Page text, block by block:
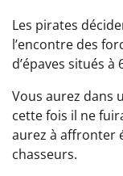
Les pirates
l’encontre des
d’épaves situés
Vous aurez dans
cette fois il ne
aurez à affronter
chasseurs.